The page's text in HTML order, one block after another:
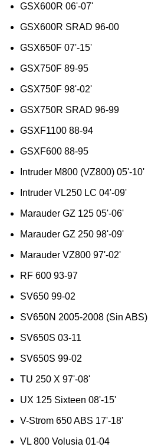
GSX600R 06'-07'
GSX600R SRAD 96-00
GSX650F 07'-15'
GSX750F 89-95
GSX750F 98'-02'
GSX750R SRAD 96-99
GSXF1100 88-94
GSXF600 88-95
Intruder M800 (VZ800) 05'-10'
Intruder VL250 LC 04'-09'
Marauder GZ 125 05'-06'
Marauder GZ 250 98'-09'
Marauder VZ800 97'-02'
RF 600 93-97
SV650 99-02
SV650N 2005-2008 (Sin ABS)
SV650S 03-11
SV650S 99-02
TU 250 X 97'-08'
UX 125 Sixteen 08'-15'
V-Strom 650 ABS 17'-18'
VL 800 Volusia 01-04